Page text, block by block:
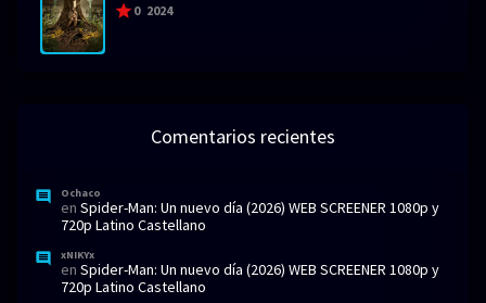
0 2024
Comentarios recientes
Ochaco
en Spider-Man: Un nuevo día (2026) WEB SCREENER 1080p y
720p Latino Castellano
xNIKYx
en Spider-Man: Un nuevo día (2026) WEB SCREENER 1080p y
720p Latino Castellano